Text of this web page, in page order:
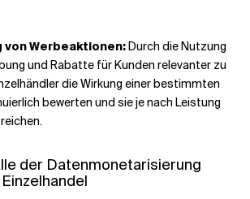
von Werbeaktionen:Durch die Nutzung
und Rabatte für Kunden relevanter zu
die Wirkung einer bestimmten
bewerten und sie je nach Leistung
der Datenmonetarisierung